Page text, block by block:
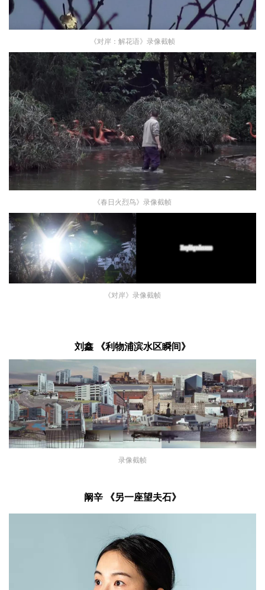
《对岸：解花语》录像截帧
《春日火烈鸟》录像截帧
《对岸》录像截帧
刘鑫 《利物浦滨水区瞬间》
录像截帧
阚辛 《另一座望夫石》